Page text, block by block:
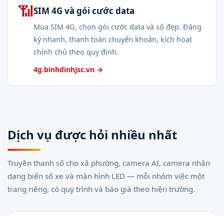
📶SIM 4G và gói cước data
Mua SIM 4G, chọn gói cước data và số đẹp. Đăng
ký nhanh, thanh toán chuyển khoản, kích hoạt
chính chủ theo quy định.
4g.binhdinhjsc.vn →
Dịch vụ được hỏi nhiều nhất
Truyền thanh số cho xã phường, camera AI, camera nhận
dạng biển số xe và màn hình LED — mỗi nhóm việc một
trang riêng, có quy trình và báo giá theo hiện trường.